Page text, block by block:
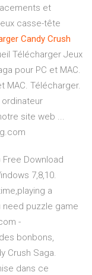
et
casse-tête
Candy Crush
Télécharger Jeux
pour PC et MAC.
MAC. Télécharger.
site web ...
Free Download
7,8,10.
a
need puzzle game
-
bonbons,
Crush Saga.
dans ce